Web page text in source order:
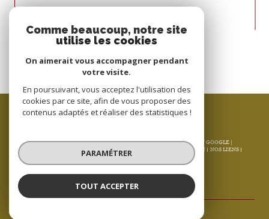
Nous suivre sur
ESPACE PROPRIÉTAIRE
SE CONNECTER
© 2026 | TOUS DROITS RÉSERVÉS | TRADUCTION POWERED BY GOOGLE |
PLAN DU SITE ADMIN
NOS LIENS
POLITIQUE RGPD
Comme beaucoup, notre site
utilise les cookies
On aimerait vous accompagner pendant
votre visite.
En poursuivant, vous acceptez l'utilisation des
cookies par ce site, afin de vous proposer des
contenus adaptés et réaliser des statistiques !
PARAMÉTRER
TOUT ACCEPTER